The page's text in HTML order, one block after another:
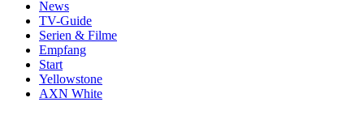
News
TV-Guide
Serien & Filme
Empfang
Start
Yellowstone
AXN White